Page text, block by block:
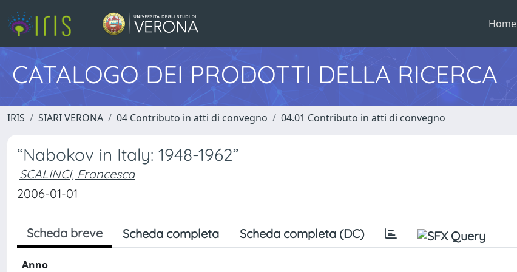
Home
CATALOGO DEI PRODOTTI DELLA RICERCA
IRIS SIARI VERONA 04 Contributo in atti di convegno 04.01 Contributo in atti di convegno
“Nabokov in Italy: 1948-1962”
SCALINCI, Francesca
2006-01-01
Scheda breve Scheda completa Scheda completa (DC)
Anno